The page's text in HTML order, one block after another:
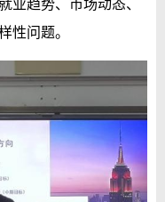
业趋势、市场动态、
性问题。